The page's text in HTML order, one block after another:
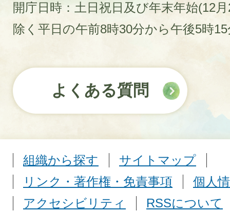
開庁日時：土日祝日及び年末年始(12
除く平日の午前8時30分から午後5時
よくある質問
組織から探す
サイトマップ
リンク・著作権・免責事項
個人
アクセシビリティ
RSSについて